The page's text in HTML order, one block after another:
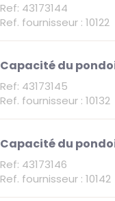
Ref: 43173144
Ref. fournisseur : 10122
Capacité du
Ref: 43173145
Ref. fournisseur : 10132
Capacité du
Ref: 43173146
Ref. fournisseur : 10142